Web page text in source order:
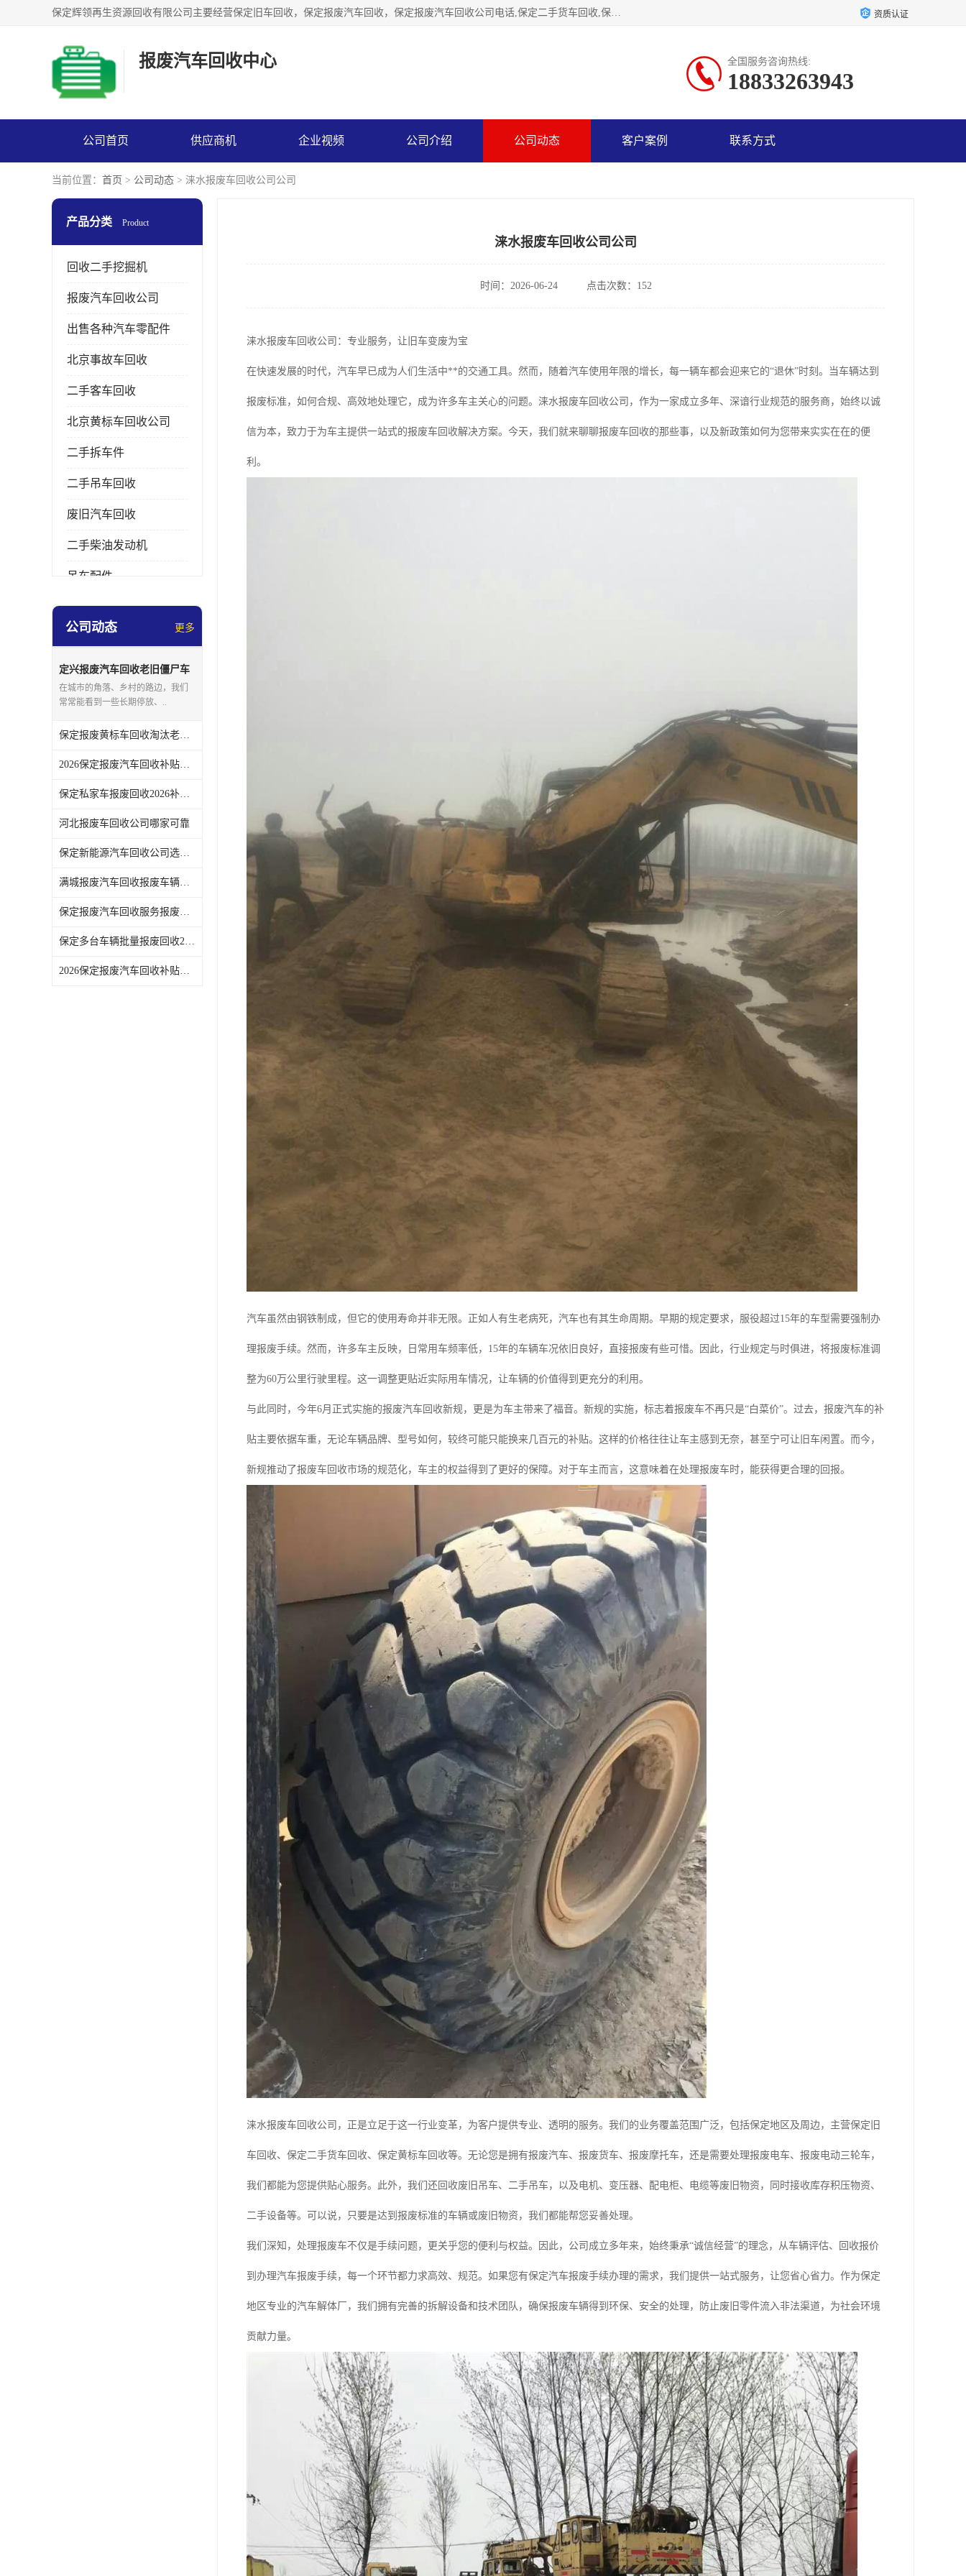
保定辉领再生资源回收有限公司主要经营保定旧车回收，保定报废汽车回收，保定报废汽车回收公司电话,保定二手货车回收,保定黄标车回收, 保定黄标车回收，保定哪里收报废车，保定废旧汽车回收，保定汽车报废手续办理，保定汽车解体厂。将通过采取区域限行促进淘汰、经济补助激励新、加大上路*法处罚、加强达标排放监管等综合措施，对老旧机动车逐步实行末位淘汰，加快老旧机动车淘汰新 资质认证
报废汽车回收中心 全国服务咨询热线:
18833263943
公司首页 供应商机 企业视频 公司介绍 公司动态 客户案例 联系方式
当前位置： 首页 > 公司动态 > 涞水报废车回收公司公司
产品分类 Product
回收二手挖掘机
报废汽车回收公司
出售各种汽车零配件
北京事故车回收
二手客车回收
北京黄标车回收公司
二手拆车件
二手吊车回收
废旧汽车回收
二手柴油发动机
吊车配件
挖掘机拆车件
公司动态 更多
定兴报废汽车回收老旧僵尸车
上门回收处理
在城市的角落、乡村的路边，我们
常常能看到一些长期停放、..
保定报废黄标车回收淘汰老旧车辆领取补贴
2026保定报废汽车回收补贴发放注意事项
保定私家车报废回收2026补贴发放时间说明
河北报废车回收公司哪家可靠
保定新能源汽车回收公司选哪家
满城报废汽车回收报废车辆残值实时报价
保定报废汽车回收服务报废手续全程代办不用跑腿
保定多台车辆批量报废回收2026补贴政策
2026保定报废汽车回收补贴申领常见问题汇总
涞水报废车回收公司公司
时间：2026-06-24 点击次数：152
涞水报废车回收公司：专业服务，让旧车变废为宝
在快速发展的时代，汽车早已成为人们生活中**的交通工具。然而，随着汽车使用年限的增长，每一辆车都会迎来它的“退休”时刻。当车辆达到
报废标准，如何合规、高效地处理它，成为许多车主关心的问题。涞水报废车回收公司，作为一家成立多年、深谙行业规范的服务商，始终以诚
信为本，致力于为车主提供一站式的报废车回收解决方案。今天，我们就来聊聊报废车回收的那些事，以及新政策如何为您带来实实在在的便
利。
汽车虽然由钢铁制成，但它的使用寿命并非无限。正如人有生老病死，汽车也有其生命周期。早期的规定要求，服役超过15年的车型需要强制办
理报废手续。然而，许多车主反映，日常用车频率低，15年的车辆车况依旧良好，直接报废有些可惜。因此，行业规定与时俱进，将报废标准调
整为60万公里行驶里程。这一调整更贴近实际用车情况，让车辆的价值得到更充分的利用。
与此同时，今年6月正式实施的报废汽车回收新规，更是为车主带来了福音。新规的实施，标志着报废车不再只是“白菜价”。过去，报废汽车的补
贴主要依据车重，无论车辆品牌、型号如何，较终可能只能换来几百元的补贴。这样的价格往往让车主感到无奈，甚至宁可让旧车闲置。而今，
新规推动了报废车回收市场的规范化，车主的权益得到了更好的保障。对于车主而言，这意味着在处理报废车时，能获得更合理的回报。
涞水报废车回收公司，正是立足于这一行业变革，为客户提供专业、透明的服务。我们的业务覆盖范围广泛，包括保定地区及周边，主营保定旧
车回收、保定二手货车回收、保定黄标车回收等。无论您是拥有报废汽车、报废货车、报废摩托车，还是需要处理报废电车、报废电动三轮车，
我们都能为您提供贴心服务。此外，我们还回收废旧吊车、二手吊车，以及电机、变压器、配电柜、电缆等废旧物资，同时接收库存积压物资、
二手设备等。可以说，只要是达到报废标准的车辆或废旧物资，我们都能帮您妥善处理。
我们深知，处理报废车不仅是手续问题，更关乎您的便利与权益。因此，公司成立多年来，始终秉承“诚信经营”的理念，从车辆评估、回收报价
到办理汽车报废手续，每一个环节都力求高效、规范。如果您有保定汽车报废手续办理的需求，我们提供一站式服务，让您省心省力。作为保定
地区专业的汽车解体厂，我们拥有完善的拆解设备和技术团队，确保报废车辆得到环保、安全的处理，防止废旧零件流入非法渠道，为社会环境
贡献力量。